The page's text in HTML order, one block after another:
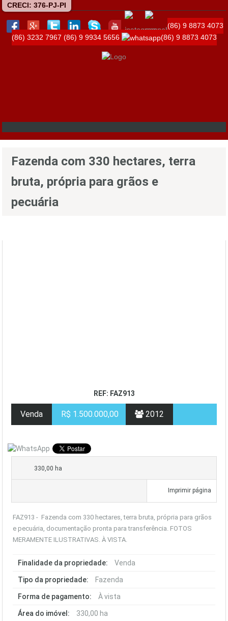
CRECI: 376-PJ-PI
(86) 9 8873 4073
(86) 3232 7967 (86) 9 9934 5656 (86) 9 8873 4073
Fazenda com 330 hectares, terra
bruta, própria para grãos e
pecuária
REF: FAZ913
Venda R$ 1.500.000,00 2012
330,00 ha
Imprimir página
FAZ913 - Fazenda com 330 hectares, terra bruta, própria para grãos
e pecuária, documentação pronta para transferência. FOTOS
MERAMENTE ILUSTRATIVAS. À VISTA.
Finalidade da propriedade: Venda
Tipo da propriedade: Fazenda
Forma de pagamento: À vista
Área do imóvel: 330,00 ha